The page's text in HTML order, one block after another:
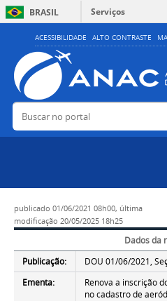
ACESSIBILIDADE ALTO CONTRASTE
BRASIL
Serviços
Buscar no portal
publicado 01/06/2021 08h00, última
modificação 20/05/2025 18h25
Dados da
Publicação:
DOU 01/06/2021,
Ementa:
Renova a inscrição
no cadastro de